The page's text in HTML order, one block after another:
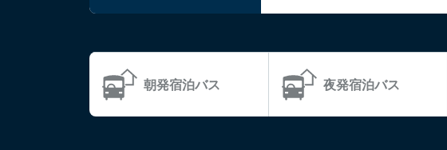
朝発宿泊バス 夜発宿泊バス